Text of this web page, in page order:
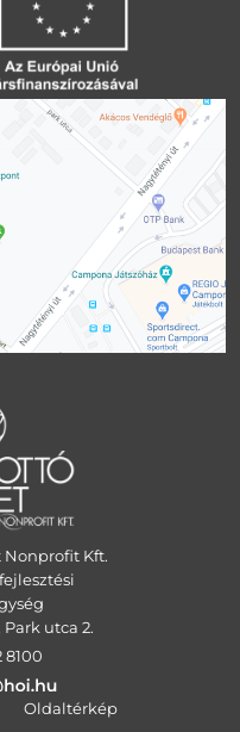
Kft.
Park utca 2.
8100
Oldaltérkép